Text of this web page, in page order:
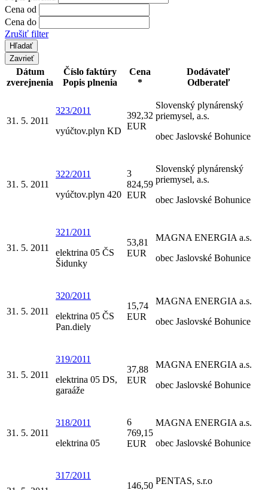
Cena od
Cena do
Zrušiť filter
Zavrieť
Dátum
zverejnenia
Číslo faktúry
Popis plnenia
Cena
*
Dodávateľ
Odberateľ
31. 5. 2011
323/2011
vyúčtov.plyn KD
392,32
EUR
Slovenský plynárenský
priemysel, a.s.
obec Jaslovské Bohunice
31. 5. 2011
322/2011
vyúčtov.plyn 420
3
824,59
EUR
Slovenský plynárenský
priemysel, a.s.
obec Jaslovské Bohunice
31. 5. 2011
321/2011
elektrina 05 ČS
Šidunky
53,81
EUR
MAGNA ENERGIA a.s.
obec Jaslovské Bohunice
31. 5. 2011
320/2011
elektrina 05 ČS
Pan.diely
15,74
EUR
MAGNA ENERGIA a.s.
obec Jaslovské Bohunice
31. 5. 2011
319/2011
elektrina 05 DS,
garaáže
37,88
EUR
MAGNA ENERGIA a.s.
obec Jaslovské Bohunice
31. 5. 2011
318/2011
elektrina 05
6
769,15
EUR
MAGNA ENERGIA a.s.
obec Jaslovské Bohunice
317/2011
146,50 PENTAS, s.r.o